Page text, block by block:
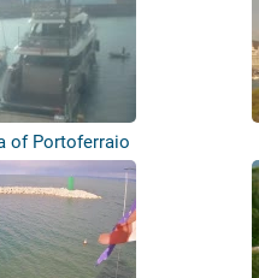
of Portoferraio